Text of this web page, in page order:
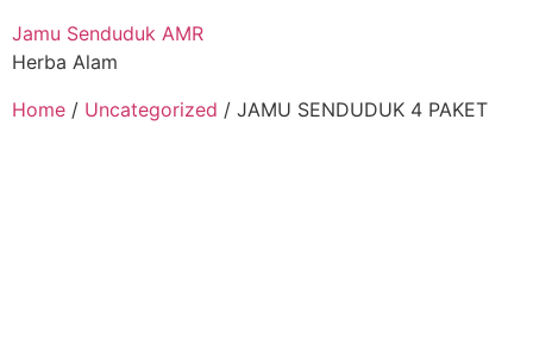
Jamu Senduduk AMR
Herba Alam
Home / Uncategorized / JAMU SENDUDUK 4 PAKET